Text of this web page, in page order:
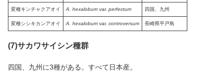
変種キンチャクアオイ A. hexalobum var. perfectum 四国、九州
変種シシキカンアオイ A. hexalobum var. controversum 長崎県平戸島
(7)サカワサイシン種群
四国、九州に3種がある。すべて日本産。